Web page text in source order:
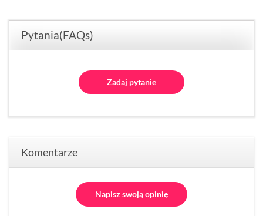
Pytania(FAQs)
Zadaj pytanie
Komentarze
Napisz swoją opinię